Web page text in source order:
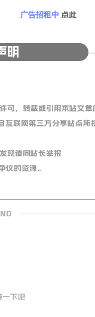
力冲突已致82死
万卢布(约合69.4万
防空警报，泽连斯
供的远程导弹打击
广告招租中 点此
明
，转载或引用本站文章
联网第三方分享站点
现请向站长举报
议的资源。
一下吧